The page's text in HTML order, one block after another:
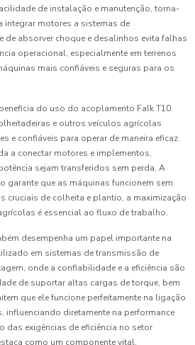
de instalação e manutenção, torna-
integrar motores a sistemas de
de absorver choque e desalinhos evita falhas
operacional, especialmente em terrenos
mais confiáveis e seguras para os
do uso do acoplamento Falk T10.
e outros veículos agrícolas
e confiáveis para operar de maneira eficaz.
a conectar motores e implementos,
sejam transferidos sem perda. A
garante que as máquinas funcionem sem
cruciais de colheita e plantio, a maximização
é essencial ao fluxo de trabalho.
desempenha um papel importante na
em sistemas de transmissão de
onde a confiabilidade e a eficiência são
de suportar altas cargas de torque, bem
que ele funcione perfeitamente na ligação
influenciando diretamente na performance
das exigências de eficiência no setor
como um componente vital.